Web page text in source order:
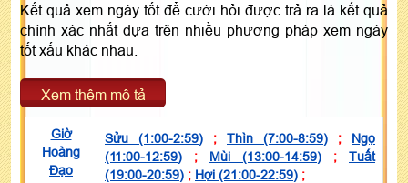
Kết quả xem ngày tốt để cưới hỏi được trả ra là kết quả
chính xác nhất dựa trên nhiều phương pháp xem ngày
tốt xấu khác nhau.
Xem thêm mô tả
Giờ
Hoàng
Đạo
Sửu (1:00-2:59) ; Thìn (7:00-8:59) ; Ngọ
(11:00-12:59) ; Mùi (13:00-14:59) ; Tuất
(19:00-20:59) ; Hợi (21:00-22:59) ;